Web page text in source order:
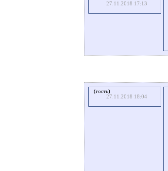
27.11.2018 17:13
(гость)
27.11.2018 18:04